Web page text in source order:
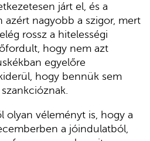
járt el, és a
azért nagyobb a szigor, mert
rossz a hitelességi
hogy nem azt
egyelőre
hogy bennük sem
olyan véleményt is, hogy a
a jóindulatból,